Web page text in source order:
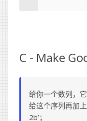
C - Make
给你一个数列，
给这个序列再加
2b’；